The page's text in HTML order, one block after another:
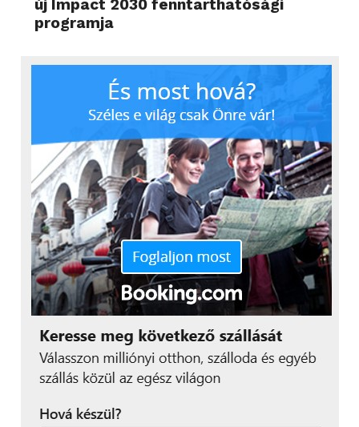
új Impact 2030 fenntarthatósági
programja